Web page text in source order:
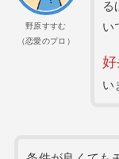
野原すすむ
（恋愛のプロ）
る
い
い